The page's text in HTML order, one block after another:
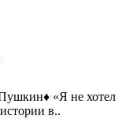
«Я не хотел
в..